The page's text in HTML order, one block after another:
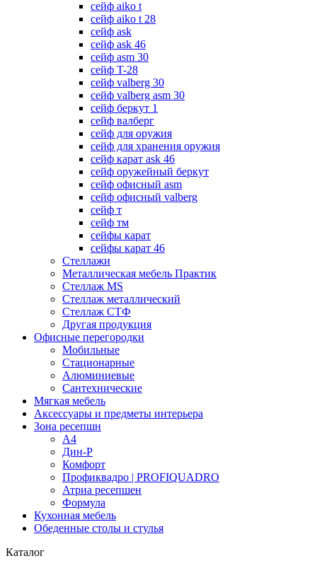
сейф aiko t
сейф aiko t 28
сейф ask
сейф ask 46
сейф asm 30
сейф T-28
сейф valberg 30
сейф valberg asm 30
сейф беркут 1
сейф валберг
сейф для оружия
сейф для хранения оружия
сейф карат ask 46
сейф оружейный беркут
сейф офисный asm
сейф офисный valberg
сейф т
сейф тм
сейфы карат
сейфы карат 46
Стеллажи
Металлическая мебель Практик
Стеллаж MS
Стеллаж металлический
Стеллаж СТФ
Другая продукция
Офисные перегородки
Мобильные
Стационарные
Алюминиевые
Сантехнические
Мягкая мебель
Аксессуары и предметы интерьера
Зона ресепшн
А4
Дин-Р
Комфорт
Профиквадро | PROFIQUADRO
Атриа ресепшен
Формула
Кухонная мебель
Обеденные столы и стулья
Каталог